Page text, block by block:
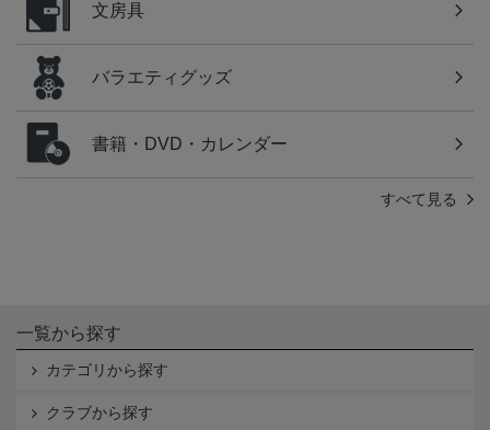
文房具
バラエティグッズ
書籍・DVD・カレンダー
すべて見る
一覧から探す
カテゴリから探す
クラブから探す